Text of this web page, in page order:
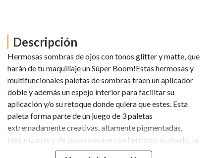
Descripción
Hermosas sombras de ojos con tonos glitter y matte, que
harán de tu maquillaje un Súper Boom!Estas hermosas y
multifuncionales paletas de sombras traen un aplicador
doble y además un espejo interior para facilitar su
aplicación y/o su retoque donde quiera que estes. Esta
paleta forma parte de un juego de 3 paletas
extremadamente creativas, altamente pigmentadas,
texturizadas y de textura suave con hermoso acabado, te
recomendamos comprar las 3 paletas que forman parte